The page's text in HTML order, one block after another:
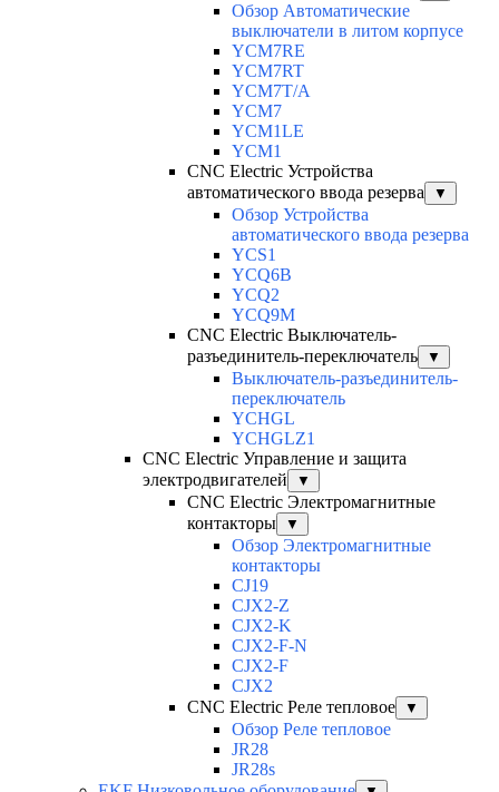
Обзор Автоматические
выключатели в литом корпусе
YCM7RE
YCM7RT
YCM7T/A
YCM7
YCM1LE
YCM1
CNC Electric Устройства
автоматического ввода резерва
▼
Обзор Устройства
автоматического ввода резерва
YCS1
YCQ6B
YCQ2
YCQ9M
CNC Electric Выключатель-
разъединитель-переключатель
▼
Выключатель-разъединитель-
переключатель
YCHGL
YCHGLZ1
CNC Electric Управление и защита
электродвигателей
▼
CNC Electric Электромагнитные
контакторы
▼
Обзор Электромагнитные
контакторы
CJ19
CJX2-Z
CJX2-K
CJX2-F-N
CJX2-F
CJX2
CNC Electric Реле тепловое
▼
Обзор Реле тепловое
JR28
JR28s